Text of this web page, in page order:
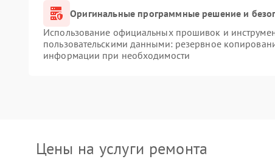
Оригинальные программные решение и
Использование официальных прошивок и
пользовательскими данными: резервное
информации при необходимости
Цены на услуги ремонта